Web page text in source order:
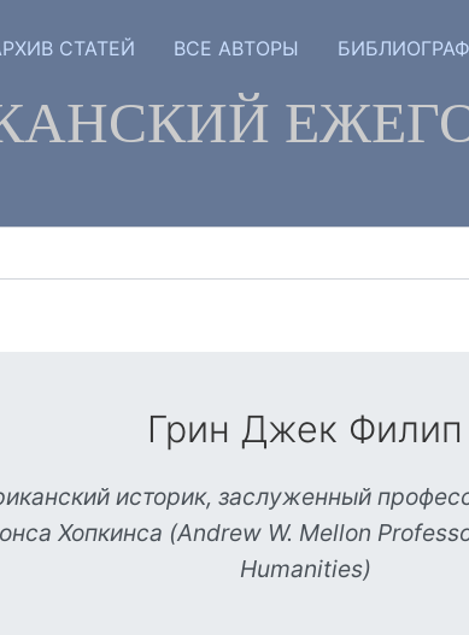
СТАТЕЙ ВСЕ АВТОРЫ
Грин Джек Филип
историк, заслуженный
Хопкинса (Andrew W. Mellon
Humanities)